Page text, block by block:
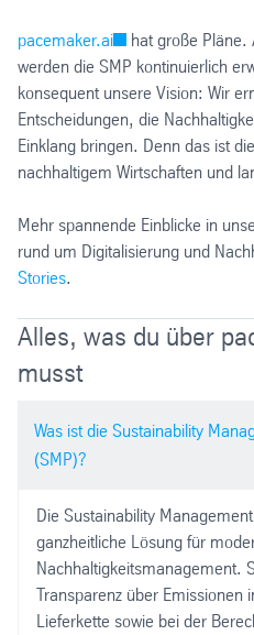
pacemaker.ai
hat große Pläne.
werden die SMP kontinuierlich
konsequent unsere Vision: Wir
Entscheidungen, die
Einklang bringen. Denn das ist
nachhaltigem Wirtschaften und
Mehr spannende Einblicke in
rund um Digitalisierung und
Stories.
Alles, was du über
musst
Was ist die Sustainability
(SMP)?
Die Sustainability
ganzheitliche Lösung für
Nachhaltigkeitsmanagement.
Transparenz über Emissionen
Lieferkette sowie bei der